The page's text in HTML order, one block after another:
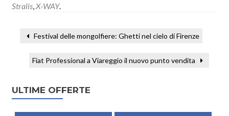
Stralis X-WAY.
Festival delle mongolfiere: Ghetti nel cielo di Firenze
Fiat Professional a Viareggio il nuovo punto vendita
ULTIME OFFERTE